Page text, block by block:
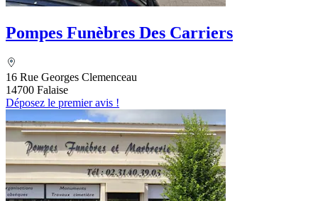
Pompes Funèbres Des Carriers
16 Rue Georges Clemenceau
14700 Falaise
Déposez le premier avis !